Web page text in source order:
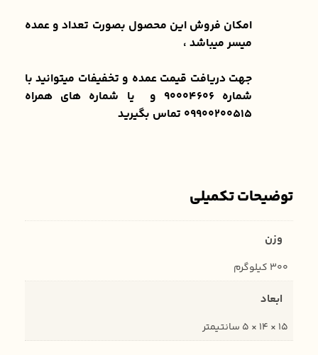
امکان فروش این محصول بصورت تعداد و عمده
میسر میباشد ،
جهت دریافت قیمت عمده و تخفیفات میتوانید با
شماره 90004606 و یا شماره های همراه
09900200515 تماس بگیرید
توضیحات تکمیلی
وزن
300 کیلوگرم
ابعاد
15 × 14 × 5 سانتیمتر